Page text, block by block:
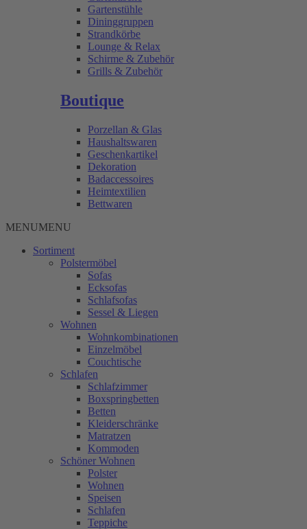
Gartenstühle
Dininggruppen
Strandkörbe
Lounge & Relax
Schirme & Zubehör
Grills & Zubehör
Boutique
Porzellan & Glas
Haushaltswaren
Geschenkartikel
Dekoration
Badaccessoires
Heimtextilien
Bettwaren
MENUMENU
Sortiment
Polstermöbel
Sofas
Ecksofas
Schlafsofas
Sessel & Liegen
Wohnen
Wohnkombinationen
Einzelmöbel
Couchtische
Schlafen
Schlafzimmer
Boxspringbetten
Betten
Kleiderschränke
Matratzen
Kommoden
Schöner Wohnen
Polster
Wohnen
Speisen
Schlafen
Teppiche